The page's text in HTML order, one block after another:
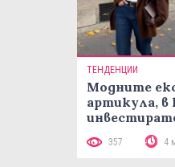
ТЕНДЕНЦИИ
Модните
артикула, в
357 4